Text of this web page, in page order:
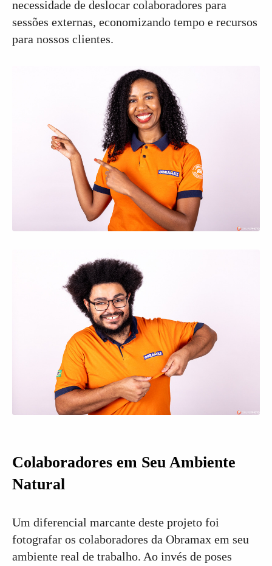
necessidade de deslocar colaboradores para
sessões externas, economizando tempo e recursos
para nossos clientes.
Colaboradores em Seu Ambiente
Natural
Um diferencial marcante deste projeto foi
fotografar os colaboradores da Obramax em seu
ambiente real de trabalho. Ao invés de poses